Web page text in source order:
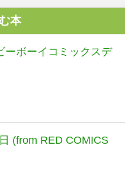
本
ーボーイコミックスデ
(from RED COMICS